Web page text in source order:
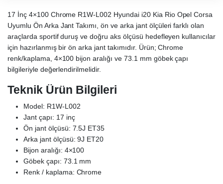
17 İnç 4×100 Chrome R1W-L002 Hyundai i20 Kia Rio Opel Corsa
Uyumlu Ön Arka Jant Takımı, ön ve arka jant ölçüleri farklı olan
araçlarda sportif duruş ve doğru aks ölçüsü hedefleyen kullanıcılar
için hazırlanmış bir ön arka jant takımıdır. Ürün; Chrome
renk/kaplama, 4×100 bijon aralığı ve 73.1 mm göbek çapı
bilgileriyle değerlendirilmelidir.
Teknik Ürün Bilgileri
Model: R1W-L002
Jant çapı: 17 inç
Ön jant ölçüsü: 7.5J ET35
Arka jant ölçüsü: 9J ET20
Bijon aralığı: 4×100
Göbek çapı: 73.1 mm
Renk / kaplama: Chrome